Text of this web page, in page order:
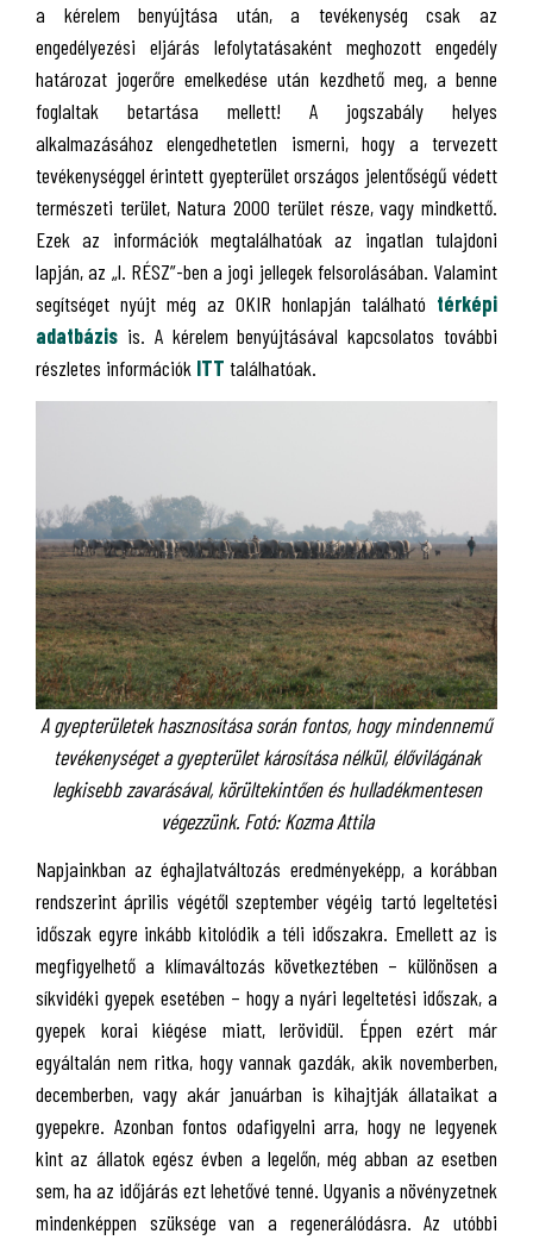
a kérelem benyújtása után, a tevékenység csak az
engedélyezési eljárás lefolytatásaként meghozott engedély
határozat jogerőre emelkedése után kezdhető meg, a benne
foglaltak betartása mellett! A jogszabály helyes
alkalmazásához elengedhetetlen ismerni, hogy a tervezett
tevékenységgel érintett gyepterület országos jelentőségű védett
természeti terület, Natura 2000 terület része, vagy mindkettő.
Ezek az információk megtalálhatóak az ingatlan tulajdoni
lapján, az „I. RÉSZ”-ben a jogi jellegek felsorolásában. Valamint
segítséget nyújt még az OKIR honlapján található térképi
adatbázis is. A kérelem benyújtásával kapcsolatos további
részletes információk ITT találhatóak.
A gyepterületek hasznosítása során fontos, hogy mindennemű
tevékenységet a gyepterület károsítása nélkül, élővilágának
legkisebb zavarásával, körültekintően és hulladékmentesen
végezzünk. Fotó: Kozma Attila
Napjainkban az éghajlatváltozás eredményeképp, a korábban
rendszerint április végétől szeptember végéig tartó legeltetési
időszak egyre inkább kitolódik a téli időszakra. Emellett az is
megfigyelhető a klímaváltozás következtében – különösen a
síkvidéki gyepek esetében – hogy a nyári legeltetési időszak, a
gyepek korai kiégése miatt, lerövidül. Éppen ezért már
egyáltalán nem ritka, hogy vannak gazdák, akik novemberben,
decemberben, vagy akár januárban is kihajtják állataikat a
gyepekre. Azonban fontos odafigyelni arra, hogy ne legyenek
kint az állatok egész évben a legelőn, még abban az esetben
sem, ha az időjárás ezt lehetővé tenné. Ugyanis a növényzetnek
mindenképpen szüksége van a regenerálódásra. Az utóbbi